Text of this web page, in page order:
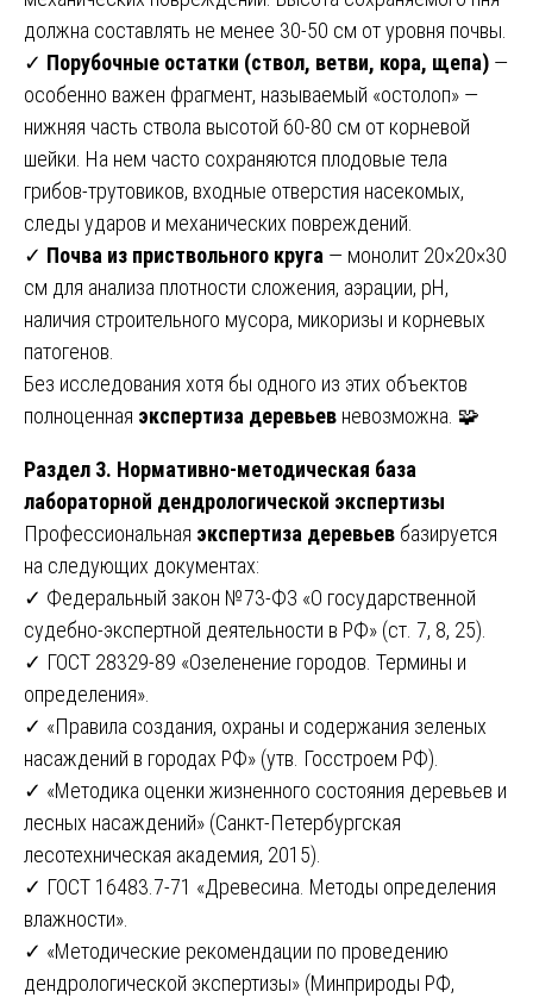
должна составлять не менее 30-50 см от уровня почвы.
✓ Порубочные остатки (ствол, ветви, кора, щепа) —
особенно важен фрагмент, называемый «остолоп» —
нижняя часть ствола высотой 60-80 см от корневой
шейки. На нем часто сохраняются плодовые тела
грибов-трутовиков, входные отверстия насекомых,
следы ударов и механических повреждений.
✓ Почва из приствольного круга — монолит 20×20×30
см для анализа плотности сложения, аэрации, pH,
наличия строительного мусора, микоризы и корневых
патогенов.
Без исследования хотя бы одного из этих объектов
полноценная экспертиза деревьев невозможна. 🧩
Раздел 3. Нормативно-методическая база
лабораторной дендрологической экспертизы
Профессиональная экспертиза деревьев базируется
на следующих документах:
✓ Федеральный закон №73-ФЗ «О государственной
судебно-экспертной деятельности в РФ» (ст. 7, 8, 25).
✓ ГОСТ 28329-89 «Озеленение городов. Термины и
определения».
✓ «Правила создания, охраны и содержания зеленых
насаждений в городах РФ» (утв. Госстроем РФ).
✓ «Методика оценки жизненного состояния деревьев и
лесных насаждений» (Санкт-Петербургская
лесотехническая академия, 2015).
✓ ГОСТ 16483.7-71 «Древесина. Методы определения
влажности».
✓ «Методические рекомендации по проведению
дендрологической экспертизы» (Минприроды РФ,